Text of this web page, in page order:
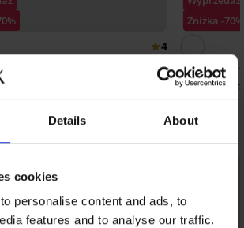
Details About
cookies
personalise content and ads, to
features and to analyse our traffic.
4
kąpielowego Elif
zł
Zniżka -70%
72,60 zł
podobne produkty